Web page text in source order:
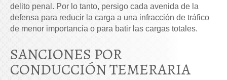
delito penal. Por lo tanto, persigo cada avenida de la
defensa para reducir la carga a una infracción de tráfico
de menor importancia o para batir las cargas totales.
SANCIONES POR
CONDUCCIÓN TEMERARIA